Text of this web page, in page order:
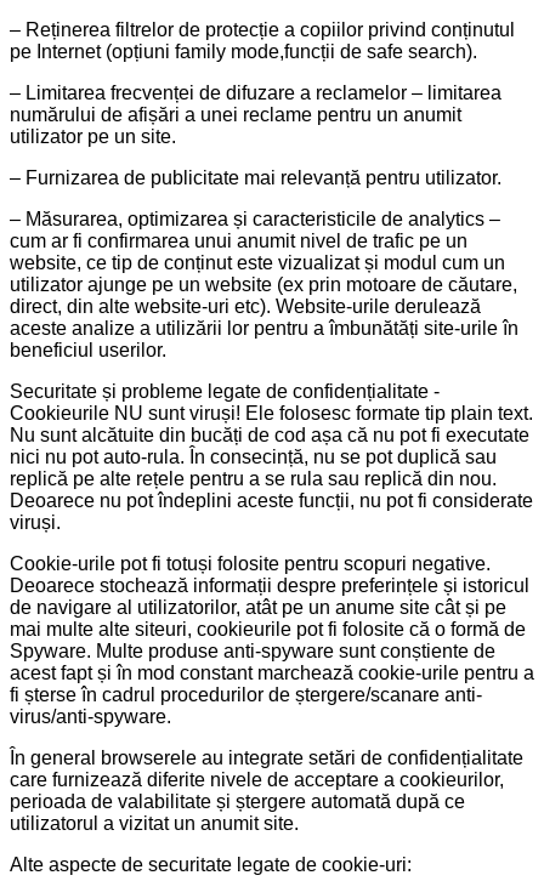
– Reținerea filtrelor de protecție a copiilor privind conținutul
pe Internet (opțiuni family mode,funcții de safe search).
– Limitarea frecvenței de difuzare a reclamelor – limitarea
numărului de afișări a unei reclame pentru un anumit
utilizator pe un site.
– Furnizarea de publicitate mai relevanță pentru utilizator.
– Măsurarea, optimizarea și caracteristicile de analytics –
cum ar fi confirmarea unui anumit nivel de trafic pe un
website, ce tip de conținut este vizualizat și modul cum un
utilizator ajunge pe un website (ex prin motoare de căutare,
direct, din alte website-uri etc). Website-urile derulează
aceste analize a utilizării lor pentru a îmbunătăți site-urile în
beneficiul userilor.
Securitate și probleme legate de confidențialitate -
Cookieurile NU sunt viruși! Ele folosesc formate tip plain text.
Nu sunt alcătuite din bucăți de cod așa că nu pot fi executate
nici nu pot auto-rula. În consecință, nu se pot duplică sau
replică pe alte rețele pentru a se rula sau replică din nou.
Deoarece nu pot îndeplini aceste funcții, nu pot fi considerate
viruși.
Cookie-urile pot fi totuși folosite pentru scopuri negative.
Deoarece stochează informații despre preferințele și istoricul
de navigare al utilizatorilor, atât pe un anume site cât și pe
mai multe alte siteuri, cookieurile pot fi folosite că o formă de
Spyware. Multe produse anti-spyware sunt conștiente de
acest fapt și în mod constant marchează cookie-urile pentru a
fi șterse în cadrul procedurilor de ștergere/scanare anti-
virus/anti-spyware.
În general browserele au integrate setări de confidențialitate
care furnizează diferite nivele de acceptare a cookieurilor,
perioada de valabilitate și ștergere automată după ce
utilizatorul a vizitat un anumit site.
Alte aspecte de securitate legate de cookie-uri: